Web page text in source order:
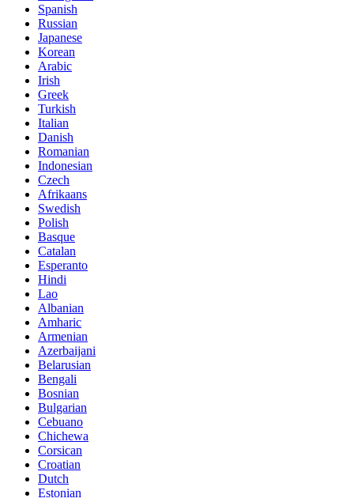
Spanish
Russian
Japanese
Korean
Arabic
Irish
Greek
Turkish
Italian
Danish
Romanian
Indonesian
Czech
Afrikaans
Swedish
Polish
Basque
Catalan
Esperanto
Hindi
Lao
Albanian
Amharic
Armenian
Azerbaijani
Belarusian
Bengali
Bosnian
Bulgarian
Cebuano
Chichewa
Corsican
Croatian
Dutch
Estonian